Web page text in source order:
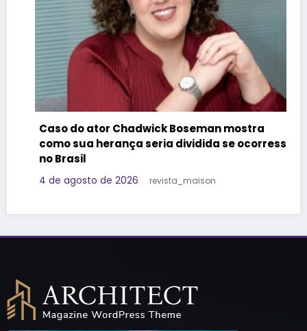
Boseman mostra
dividida se ocorresse
revista_maison
do Programa Roda de